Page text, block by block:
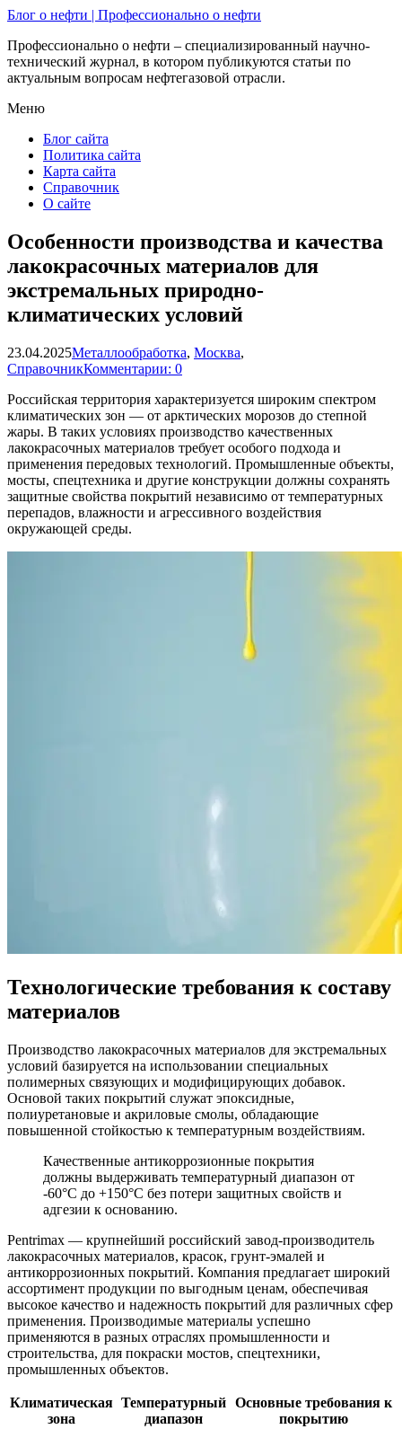
Блог о нефти | Профессионально о нефти
Профессионально о нефти – специализированный научно-
технический журнал, в котором публикуются статьи по
актуальным вопросам нефтегазовой отрасли.
Меню
Блог сайта
Политика сайта
Карта сайта
Справочник
О сайте
Особенности производства и качества
лакокрасочных материалов для
экстремальных природно-
климатических условий
23.04.2025Металлообработка, Москва,
СправочникКомментарии: 0
Российская территория характеризуется широким спектром
климатических зон — от арктических морозов до степной
жары. В таких условиях производство качественных
лакокрасочных материалов требует особого подхода и
применения передовых технологий. Промышленные объекты,
мосты, спецтехника и другие конструкции должны сохранять
защитные свойства покрытий независимо от температурных
перепадов, влажности и агрессивного воздействия
окружающей среды.
Технологические требования к составу
материалов
Производство лакокрасочных материалов для экстремальных
условий базируется на использовании специальных
полимерных связующих и модифицирующих добавок.
Основой таких покрытий служат эпоксидные,
полиуретановые и акриловые смолы, обладающие
повышенной стойкостью к температурным воздействиям.
Качественные антикоррозионные покрытия
должны выдерживать температурный диапазон от
-60°C до +150°C без потери защитных свойств и
адгезии к основанию.
Pentrimax — крупнейший российский завод-производитель
лакокрасочных материалов, красок, грунт-эмалей и
антикоррозионных покрытий. Компания предлагает широкий
ассортимент продукции по выгодным ценам, обеспечивая
высокое качество и надежность покрытий для различных сфер
применения. Производимые материалы успешно
применяются в разных отраслях промышленности и
строительства, для покраски мостов, спецтехники,
промышленных объектов.
Климатическая
зона
Температурный
диапазон
Основные требования к
покрытию